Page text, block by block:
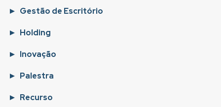
Gestão de Escritório
Holding
Inovação
Palestra
Recurso